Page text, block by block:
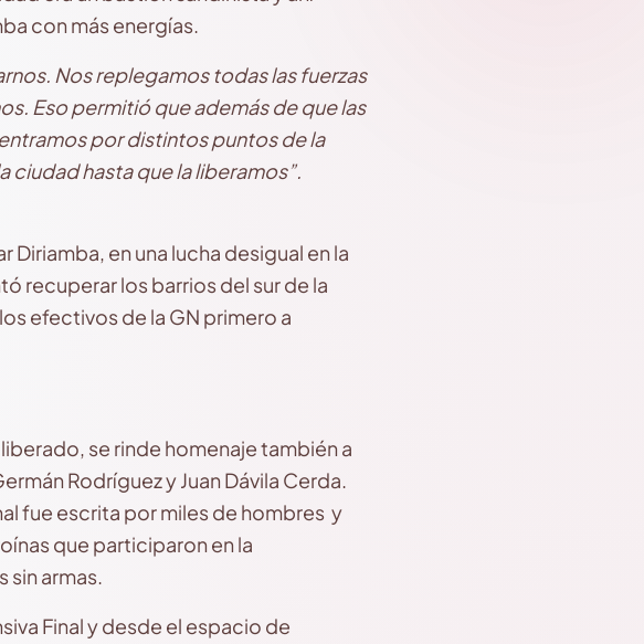
con más energías.
Nos replegamos todas las fuerzas
Eso permitió que además de que las
por distintos puntos de la
ciudad hasta que la liberamos”.
en una lucha desigual en la
recuperar los barrios del sur de la
efectivos de la GN primero a
se rinde homenaje también a
Rodríguez y Juan Dávila Cerda.
fue escrita por miles de hombres y
que participaron en la
sin armas.
Final y desde el espacio de